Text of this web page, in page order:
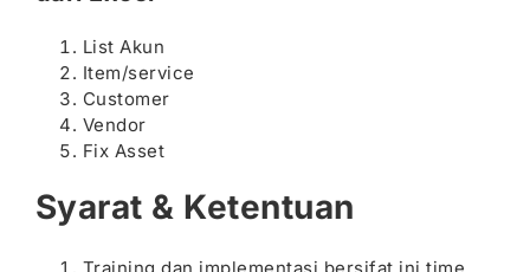
List Akun
Item/service
Customer
Vendor
Fix Asset
Syarat & Ketentuan